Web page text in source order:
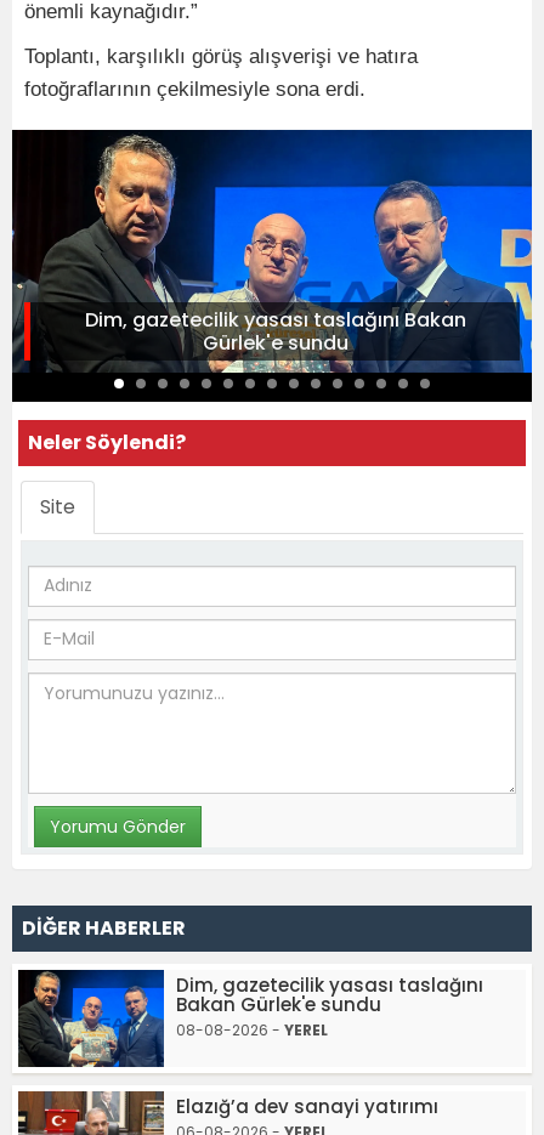
önemli kaynağıdır.”
Toplantı, karşılıklı görüş alışverişi ve hatıra
fotoğraflarının çekilmesiyle sona erdi.
Dim, gazetecilik yasası taslağını Bakan
Gürlek'e sundu
Neler Söylendi?
Site
DİĞER HABERLER
Dim, gazetecilik yasası taslağını
Bakan Gürlek'e sundu
08-08-2026 - YEREL
Elazığ’a dev sanayi yatırımı